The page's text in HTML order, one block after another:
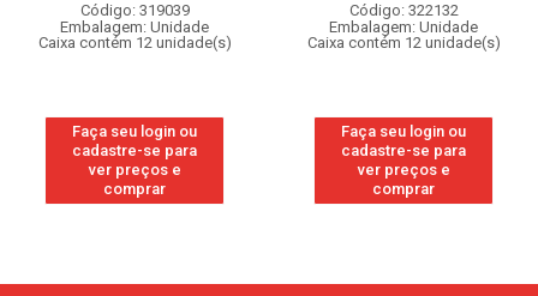
Código: 319039
Embalagem: Unidade
Caixa contém 12 unidade(s)
Faça seu login ou
cadastre-se para
ver preços e
comprar
Código: 322132
Embalagem: Unidade
Caixa contém 12 unidade(s)
Faça seu login ou
cadastre-se para
ver preços e
comprar